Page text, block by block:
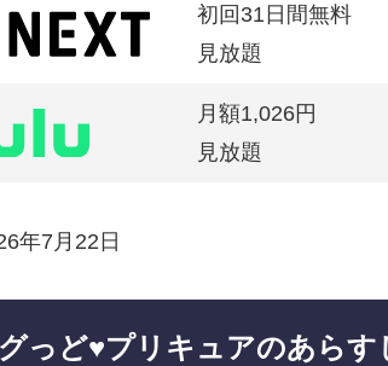
初回31日間無料
見放題
月額1,026円
見放題
年7月22日
っど♥プリキュアのあらす